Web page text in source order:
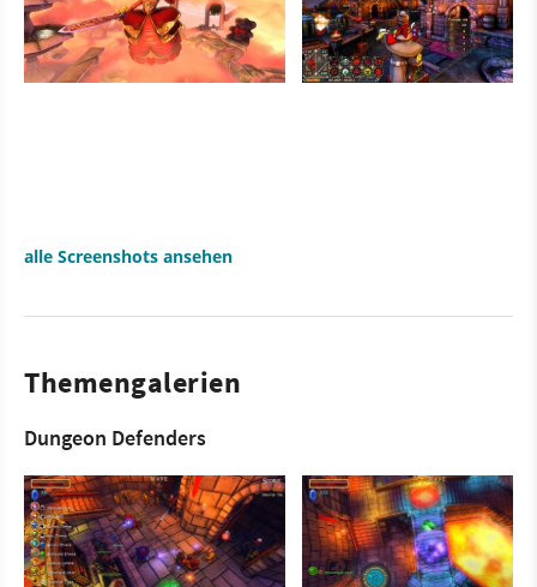
alle Screenshots ansehen
Themengalerien
Dungeon Defenders